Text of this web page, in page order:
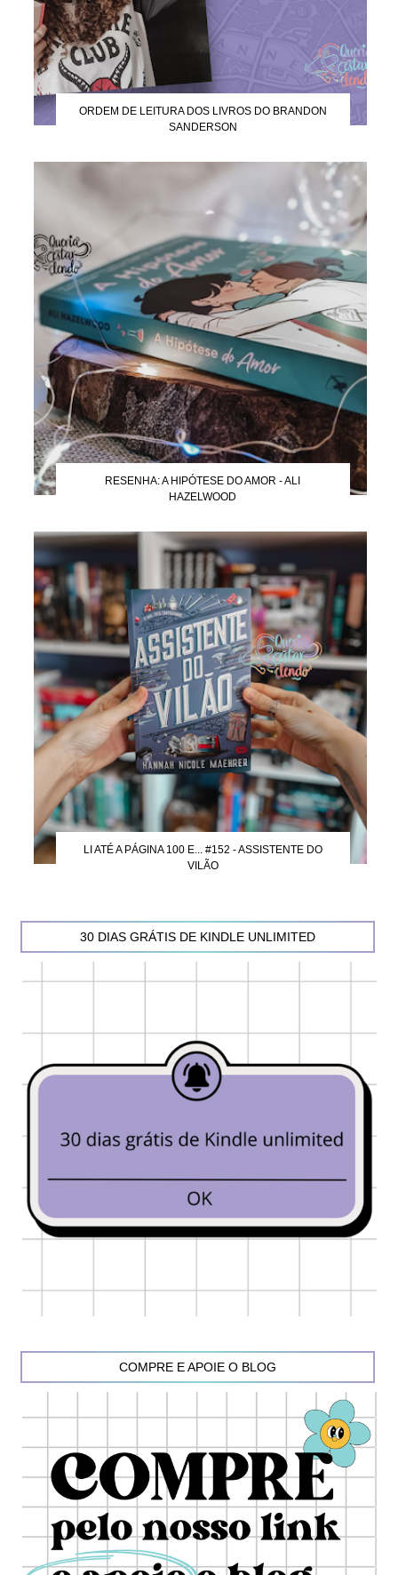
ORDEM DE LEITURA DOS LIVROS DO BRANDON
SANDERSON
RESENHA: A HIPÓTESE DO AMOR - ALI
HAZELWOOD
LI ATÉ A PÁGINA 100 E... #152 - ASSISTENTE DO
VILÃO
30 DIAS GRÁTIS DE KINDLE UNLIMITED
COMPRE E APOIE O BLOG